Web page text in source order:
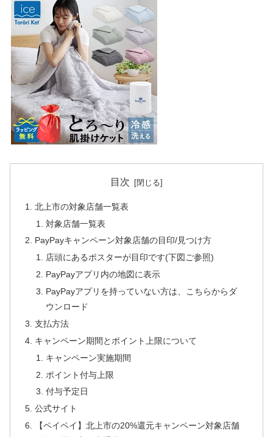
目次
北上市の対象店舗一覧表
対象店舗一覧表
PayPayキャンペーン対象店舗の目印/見つけ方
店頭にあるポスターが目印です(下図ご参照)
PayPayアプリ内の地図に表示
PayPayアプリを持っていない方は、こちらからダ
ウンロード
支払方法
キャンペーン期間とポイント上限について
キャンペーン実施期間
ポイント付与上限
付与予定日
公式サイト
【ペイペイ】北上市の20%還元キャンペーン対象店舗